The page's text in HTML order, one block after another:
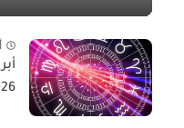
2026 العامة